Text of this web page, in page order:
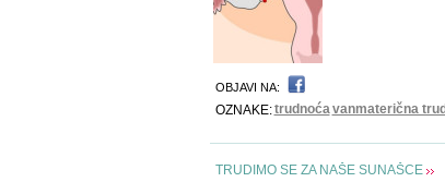
OBJAVI NA:
OZNAKE:trudnoćavanmaterična
TRUDIMO SE ZA NAŠE SUNAŠCE